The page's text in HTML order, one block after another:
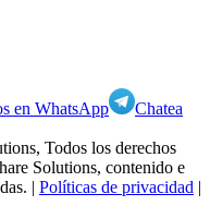
en WhatsApp
Chatea
Todos los derechos
Solutions, contenido e
| Políticas de privacidad |